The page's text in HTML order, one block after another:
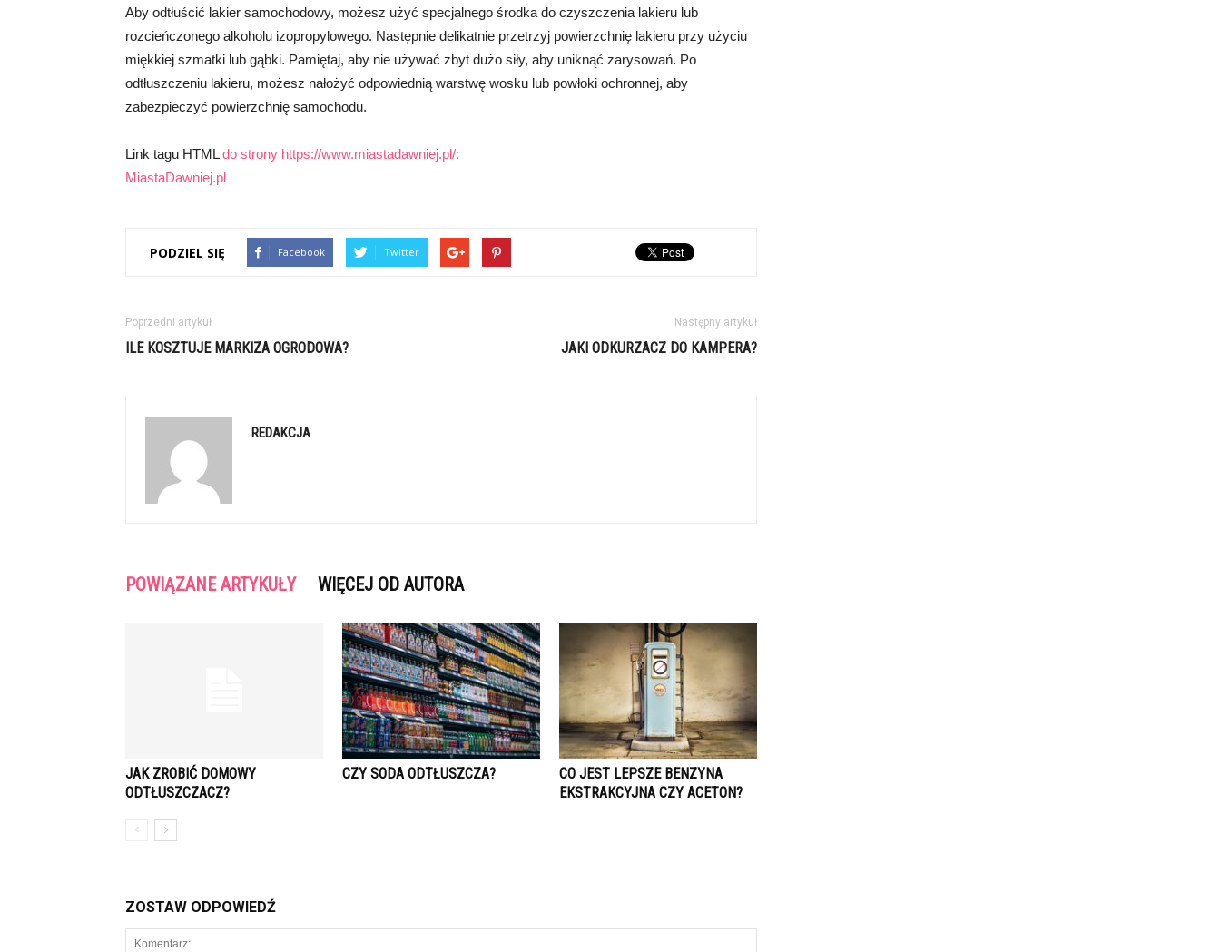
Aby odtłuścić lakier samochodowy, możesz użyć specjalnego środka do czyszczenia lakieru lub
rozcieńczonego alkoholu izopropylowego. Następnie delikatnie przetrzyj powierzchnię lakieru przy użyciu
miękkiej szmatki lub gąbki. Pamiętaj, aby nie używać zbyt dużo siły, aby uniknąć zarysowań. Po
odtłuszczeniu lakieru, możesz nałożyć odpowiednią warstwę wosku lub powłoki ochronnej, aby
zabezpieczyć powierzchnię samochodu.
Link tagu HTMLdo strony https://www.miastadawniej.pl/:
MiastaDawniej.pl
PODZIEL SIĘ Facebook Twitter
Poprzedni artykuł
ILE KOSZTUJE MARKIZA OGRODOWA?
Następny artykuł
JAKI ODKURZACZ DO KAMPERA?
REDAKCJA
POWIĄZANE ARTYKUŁY WIĘCEJ OD AUTORA
JAK ZROBIĆ DOMOWY
ODTŁUSZCZACZ?
CZY SODA ODTŁUSZCZA?
CO JEST LEPSZE BENZYNA
EKSTRAKCYJNA CZY ACETON?
ZOSTAW ODPOWIEDŹ